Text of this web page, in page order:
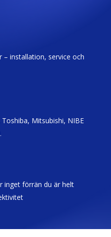
– installation, service och
Mitsubishi, NIBE
inget förrän du är helt